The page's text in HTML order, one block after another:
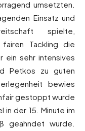
umsetzten.
Einsatz und
spielte,
Tackling die
ein sehr intensives
Petkos zu guten
bewies
gestoppt wurde
in der 15. Minute im
geahndet wurde.